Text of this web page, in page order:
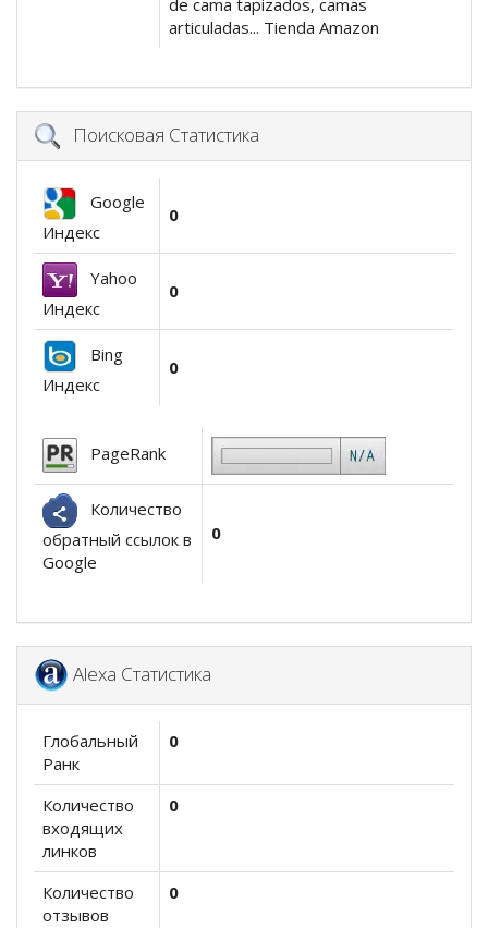
de cama tapizados, camas
articuladas... Tienda Amazon
Поисковая Статистика
Google
Индекс
0
Yahoo
Индекс
0
Bing
Индекс
0
PageRank
Количество
обратный ссылок в
Google
0
Alexa Статистика
Глобальный
Ранк
0
Количество
входящих
линков
0
Количество
отзывов
0